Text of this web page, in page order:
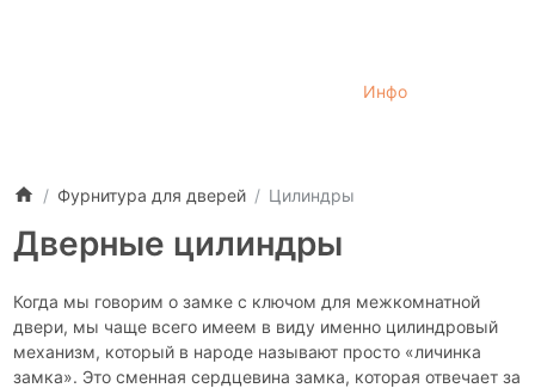
Инфо
Фурнитура для дверей Цилиндры
Дверные цилиндры
Когда мы говорим о замке с ключом для межкомнатной
двери, мы чаще всего имеем в виду именно цилиндровый
механизм, который в народе называют просто «личинка
замка». Это сменная сердцевина замка, которая отвечает за